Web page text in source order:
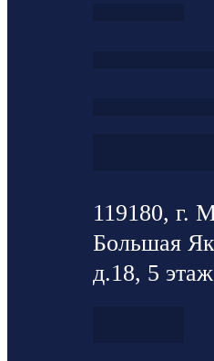
119180, г.
Большая
д.18, 5 этаж